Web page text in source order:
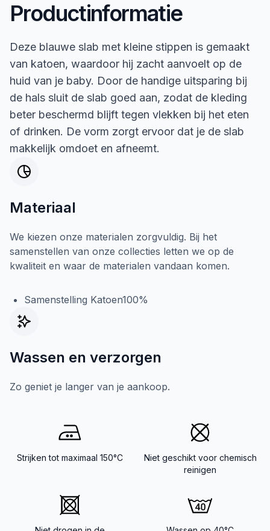
Productinformatie
Deze blauwe slab met kleine stippen is gemaakt
van katoen, waardoor hij zacht aanvoelt op de
huid van je baby. Door de handige uitsparing bij
de hals sluit de slab goed aan, zodat de kleding
beter beschermd blijft tegen vlekken bij het eten
of drinken. De vorm zorgt ervoor dat je de slab
makkelijk omdoet en afneemt.
Materiaal
We kiezen onze materialen zorgvuldig. Bij het
samenstellen van onze collecties letten we op de
kwaliteit en waar de materialen vandaan komen.
Samenstelling Katoen100%
Wassen en verzorgen
Zo geniet je langer van je aankoop.
Strijken tot maximaal 150°C
Niet geschikt voor chemisch
reinigen